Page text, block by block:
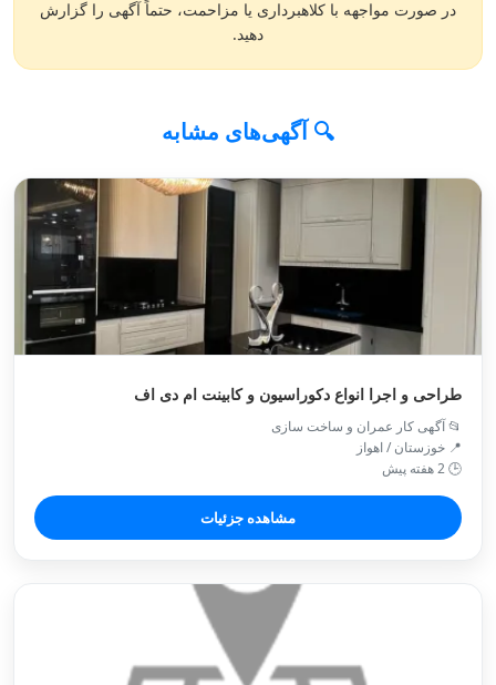
در صورت مواجهه با کلاهبرداری یا مزاحمت، حتماً آگهی را گزارش
دهید.
🔍 آگهی‌های مشابه
طراحی و اجرا انواع دکوراسیون و کابینت ام دی اف
📂 آگهی کار عمران و ساخت سازی
📍 خوزستان / اهواز
🕒 2 هفته پیش
مشاهده جزئیات